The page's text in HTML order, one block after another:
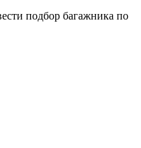
подбор багажника по